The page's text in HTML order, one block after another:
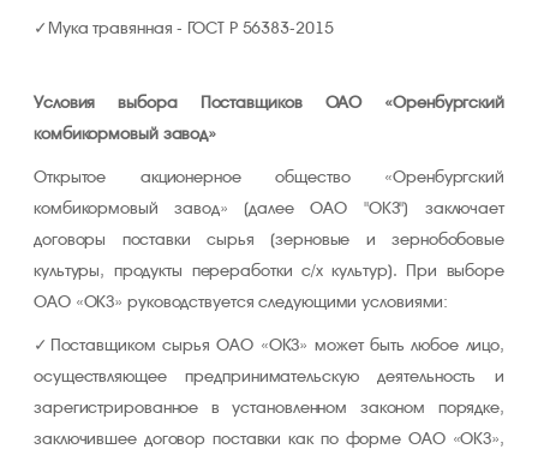
Мука травянная - ГОСТ Р 56383-2015
Условия выбора Поставщиков ОАО «Оренбургский
комбикормовый завод»
Открытое акционерное общество «Оренбургский
комбикормовый завод» (далее ОАО "ОКЗ") заключает
договоры поставки сырья (зерновые и зернобобовые
культуры, продукты переработки с/х культур). При выборе
ОАО «ОКЗ» руководствуется следующими условиями:
Поставщиком сырья ОАО «ОКЗ» может быть любое лицо,
осуществляющее предпринимательскую деятельность и
зарегистрированное в установленном законом порядке,
заключившее договор поставки как по форме ОАО «ОКЗ»,